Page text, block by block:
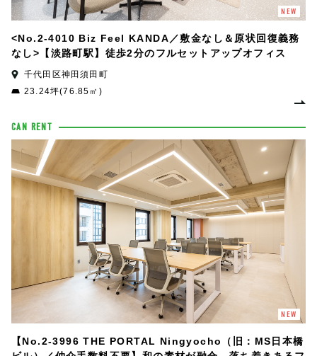
NEW
<No.2-4010 Biz Feel KANDA／敷金なし＆原状回復義務
なし>【淡路町駅】徒歩2分のフルセットアップオフィス
千代田区神田須田町
23.24坪(76.85㎡)
CAN RENT
NEW
【No.2-3996 THE PORTAL Ningyocho（旧：MS日本橋